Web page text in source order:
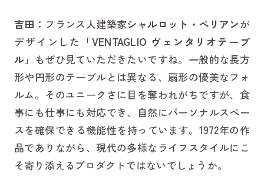
吉田： フランス人建築家シャルロット・ぺリアンが
デザインした「VENTAGLIO ヴェンタリオテーブ
ル 」もぜひ見ていただきたいですね。一般的な長方
形や円形のテーブルとは異なる、扇形の優美なフォ
ルム。そのユニークさに目を奪われがちですが、食
事にも仕事にも対応でき、自然にパーソナルスペー
スを確保できる機能性を持っています。1972年の作
品でありながら、現代の多様なライフスタイルにこ
そ寄り添えるプロダクトではないでしょうか。